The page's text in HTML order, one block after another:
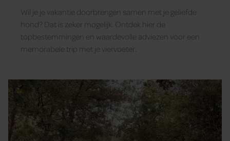
Wil je je vakantie doorbrengen samen met je geliefde
hond? Dat is zeker mogelijk. Ontdek hier de
topbestemmingen en waardevolle adviezen voor een
memorabele trip met je viervoeter.